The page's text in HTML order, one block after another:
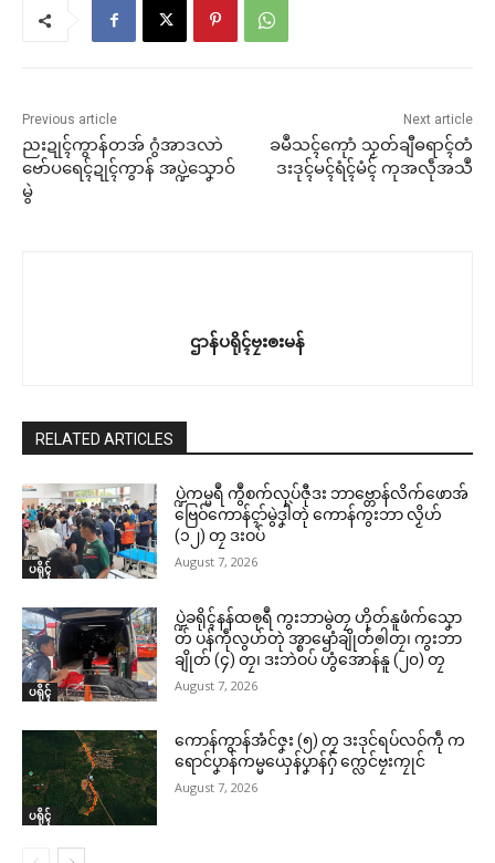
Previous article
ညးဍုၚ်ကွာန်တအ် ဂွံအာဒလာဲ
ဗော်ပရေၚ်ဍုၚ်ကွာန် အပ္ဍဲသၞောဝ်
မွဲ
Next article
ခမဳသၚ်ကေုာံ သၟတ်ချီဓရာၚ်တံ
ဒးဒုၚ်မၚ်ရံၚ်မံၚ် ကုအလဵုအသဳ
ဌာန်ပရိုၚ်ဗၠးၜးမန်
RELATED ARTICLES
ပရိုၚ်
ပ္ဍဲကမ္မရဳ ကွဳစက်လုပ်ဇီုဒး ဘာဗ္တောန်လိက်ဖောအ်
ဗြေဝ်ကောန်ၚာ်မွဲဒၞါဲတုဲ ကောန်ကွးဘာ လၟိဟ်
(၁၂) တၠ ဒးဝပ်
August 7, 2026
ပရိုၚ်
ပ္ဍဲခရိုၚ်နန်ထၜုရဳ ကွးဘာမွဲတၠ ဟိုတ်နူဖံက်သၞော
တ် ပန်ကဵုလွဟ်တုဲ အ္စာၝောံချိုတ်ၜါတၠ၊ ကွးဘာ
ချိုတ် (၄) တၠ၊ ဒးဘဲဝပ် ဟွံအောန်နူ (၂၀) တၠ
August 7, 2026
ပရိုၚ်
ကောန်ကွာန်အံင်ဇၞး (၅) တၠ ဒးဒုင်ရပ်လဝ်ကဵု က
ရောင်ပၞာန်ကမ္မယှေန်ပၞာန်ဂှ် က္လေင်ဗၠးကၠုင်
August 7, 2026